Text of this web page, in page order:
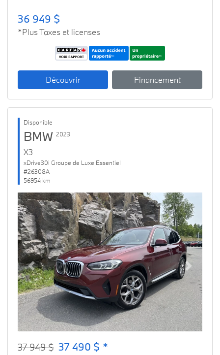
36 949 $
*Plus Taxes et licenses
Découvrir Financement
Disponible
BMW 2023
X3
xDrive30i Groupe de Luxe Essentiel
#26308A
56954 km
Previous Next
37 949 $ 37 490 $ *